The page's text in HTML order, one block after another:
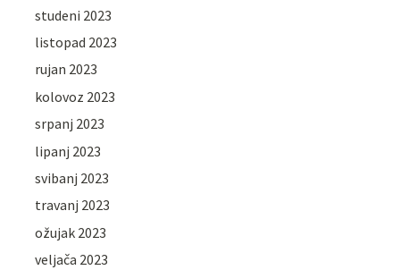
studeni 2023
listopad 2023
rujan 2023
kolovoz 2023
srpanj 2023
lipanj 2023
svibanj 2023
travanj 2023
ožujak 2023
veljača 2023